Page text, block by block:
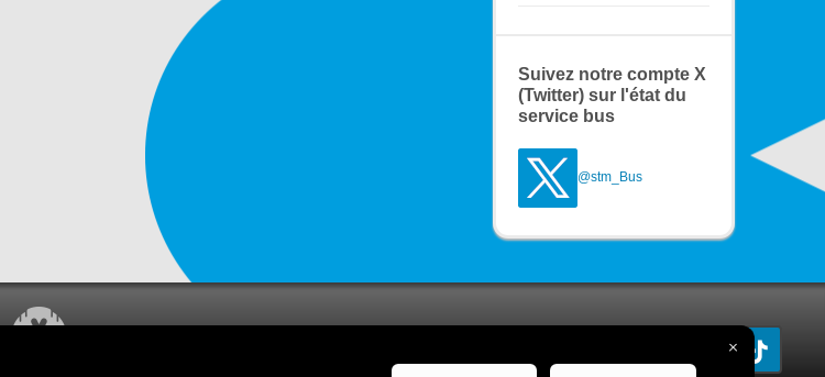
Suivez notre compte X
(Twitter) sur l'état du
service bus
@stm_Bus